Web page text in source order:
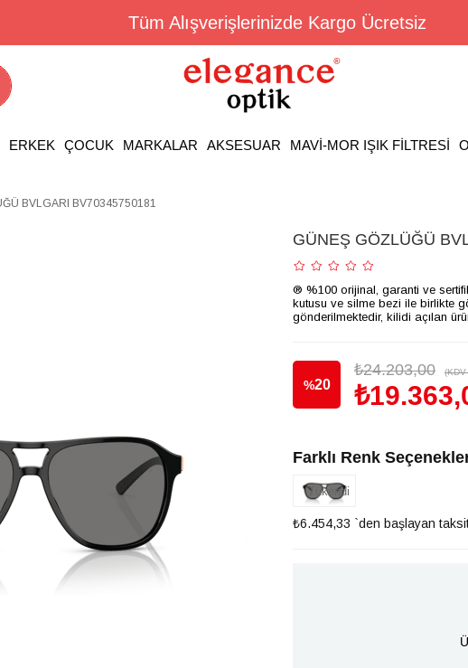
Tüm Alışverişlerinizde Kargo Ücretsiz
ERKEK ÇOCUK MARKALAR AKSESUAR MAVİ-MOR IŞIK FİLTRESİ
BVLGARI BV70345750181
GÜNEŞ GÖZLÜĞÜ
® %100 orijinal, garanti ve
kutusu ve silme bezi ile birlikte
gönderilmektedir, kilidi açılan
%20
₺24.203,00 (KDV
Farklı Renk
Tükendi
₺6.454,33 `den başlayan